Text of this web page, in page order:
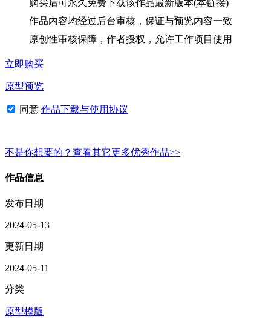
购买后可永久免费下载该作品最新版本(本链接)
作品内容均经过后台审核，保证与预览内容一致
原创性审核保障，作者授权，允许工作项目使用
立即购买
原型预览
同意 作品下载与使用协议
不是你想要的？查看其它更多优秀作品>>
作品信息
发布日期
2024-05-13
更新日期
2024-05-11
分类
原型模版